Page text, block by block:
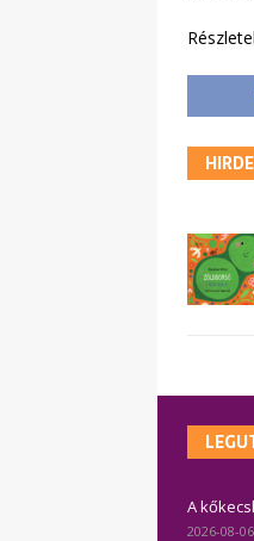
A
2026-08-06